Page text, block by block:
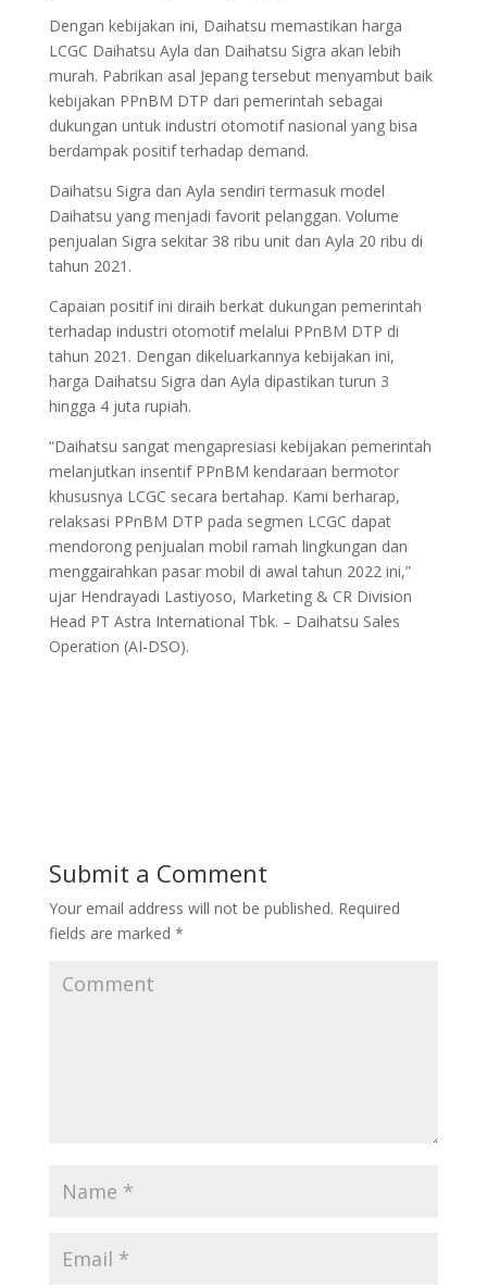
Dengan kebijakan ini, Daihatsu memastikan harga
LCGC Daihatsu Ayla dan Daihatsu Sigra akan lebih
murah. Pabrikan asal Jepang tersebut menyambut baik
kebijakan PPnBM DTP dari pemerintah sebagai
dukungan untuk industri otomotif nasional yang bisa
berdampak positif terhadap demand.
Daihatsu Sigra dan Ayla sendiri termasuk model
Daihatsu yang menjadi favorit pelanggan. Volume
penjualan Sigra sekitar 38 ribu unit dan Ayla 20 ribu di
tahun 2021.
Capaian positif ini diraih berkat dukungan pemerintah
terhadap industri otomotif melalui PPnBM DTP di
tahun 2021. Dengan dikeluarkannya kebijakan ini,
harga Daihatsu Sigra dan Ayla dipastikan turun 3
hingga 4 juta rupiah.
“Daihatsu sangat mengapresiasi kebijakan pemerintah
melanjutkan insentif PPnBM kendaraan bermotor
khususnya LCGC secara bertahap. Kami berharap,
relaksasi PPnBM DTP pada segmen LCGC dapat
mendorong penjualan mobil ramah lingkungan dan
menggairahkan pasar mobil di awal tahun 2022 ini,”
ujar Hendrayadi Lastiyoso, Marketing & CR Division
Head PT Astra International Tbk. – Daihatsu Sales
Operation (AI-DSO).
Submit a Comment
Your email address will not be published. Required
fields are marked *